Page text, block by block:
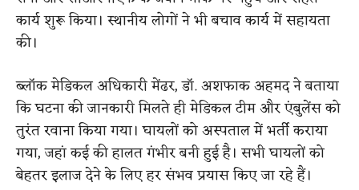
कार्य शुरू किया। स्थानीय लोगों ने भी बचाव कार्य में सहायता
की।
ब्लॉक मेडिकल अधिकारी मेंढर, डॉ. अशफाक अहमद ने बताया
कि घटना की जानकारी मिलते ही मेडिकल टीम और एंबुलेंस को
तुरंत रवाना किया गया। घायलों को अस्पताल में भर्ती कराया
गया, जहां कई की हालत गंभीर बनी हुई है। सभी घायलों को
बेहतर इलाज देने के लिए हर संभव प्रयास किए जा रहे हैं।